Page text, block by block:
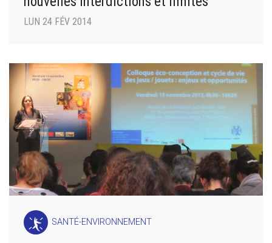
LUN 24 FÉV 2014
SANTÉ-ENVIRONNEMENT